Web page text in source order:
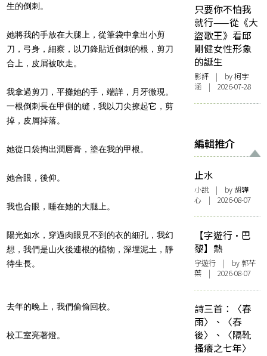
生的倒刺。
她將我的手放在大腿上，從筆袋中拿出小剪
刀，弓身，細察，以刀鋒貼近倒刺的根，剪刀
合上，皮屑被吹走。
我拿過剪刀，平攤她的手，端詳，月牙微現。
一根倒刺長在甲側的縫，我以刀尖撩起它，剪
掉，皮屑掉落。
她從口袋掏出潤唇膏，塗在我的甲根。
她合眼，後仰。
我也合眼，睡在她的大腿上。
陽光如水，穿過肉眼見不到的衣的細孔，我幻
想，我們是山火後連根的植物，深埋泥土，靜
待生長。
去年的晚上，我們偷偷回校。
校工室亮著燈。
只要你不怕我
就行——從《大
盜歌王》看邱
剛健女性形象
的誕生
影評 | by 柯宇
涵 | 2026-07-28
編輯推介
止水
小說 | by 胡韡
心 | 2026-08-07
【字遊行·巴
黎】熱
字遊行 | by 郭芊
葉 | 2026-08-07
詩三首：〈春
雨〉、〈春
後〉、〈隔靴
搔癢之七年〉